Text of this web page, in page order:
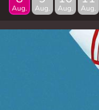
Aug. Aug. Aug. Aug.